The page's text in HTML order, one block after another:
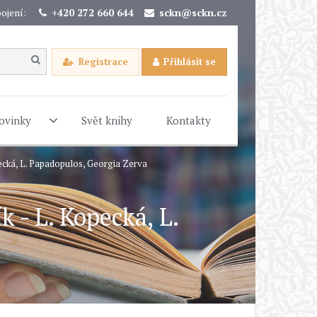
+420 272 660 644 sckn@sckn.cz
Registrace Přihlásit se
Svět knihy Kontakty
L. Papadopulos, Georgia Zerva
- L. Kopecká, L.